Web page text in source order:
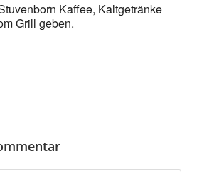
Kaffee, Kaltgetränke
Grill geben.